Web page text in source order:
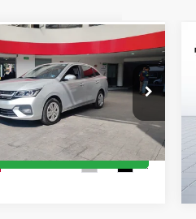
AVEO
Bajío
Ext. Int.
$239,000
UNA COTIZACIÓN
FINANCIAMIENTO
SOBRE EL AUTO
vehículo